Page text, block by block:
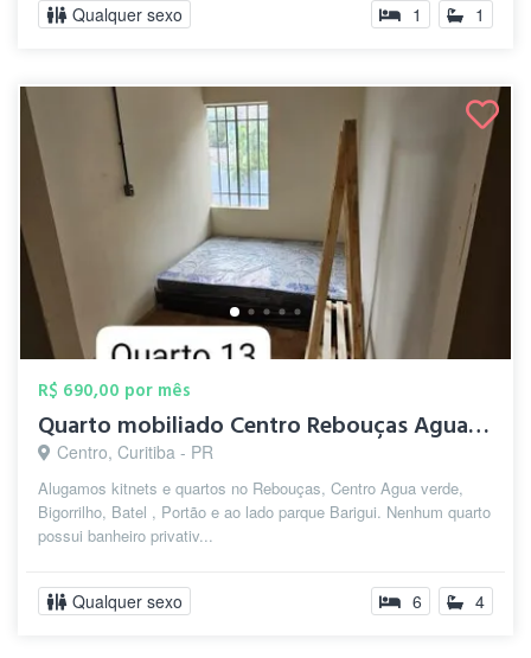
Qualquer sexo 1 1
R$ 690,00 por mês
Quarto mobiliado Centro Rebouças Agua ve...
Centro, Curitiba - PR
Alugamos kitnets e quartos no Rebouças, Centro Agua verde,
Bigorrilho, Batel , Portão e ao lado parque Barigui. Nenhum quarto
possui banheiro privativ...
Qualquer sexo 6 4